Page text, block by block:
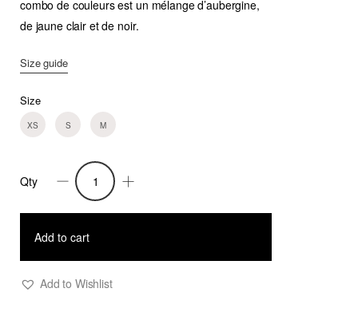
combo de couleurs est un mélange d’aubergine,
de jaune clair et de noir.
Size guide
Size
XS S M
Top
Yasmine
quantity
Qty
Add to cart
Add to Wishlist